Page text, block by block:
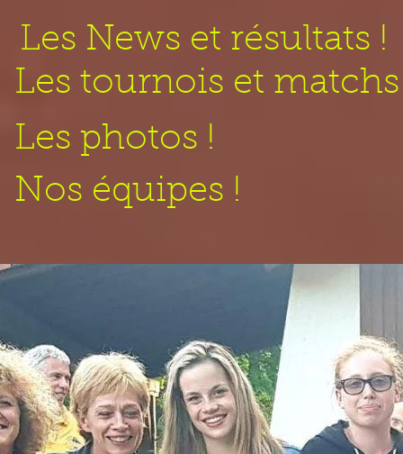
Les News et résultats !
Les tournois et
Les photos !
Nos équipes !